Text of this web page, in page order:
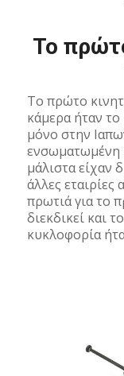
Το
Το πρώτο
κάμερα ήταν
μόνο στην
ενσωματωμένη
μάλιστα είχαν
άλλες
πρωτιά για το
διεκδικεί και
κυκλοφορία